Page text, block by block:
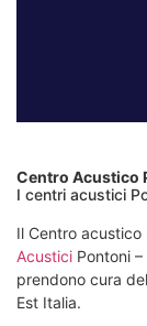
Centro Acustico
I centri acustici
Il Centro
Acustici Pontoni
prendono cura
Est Italia.